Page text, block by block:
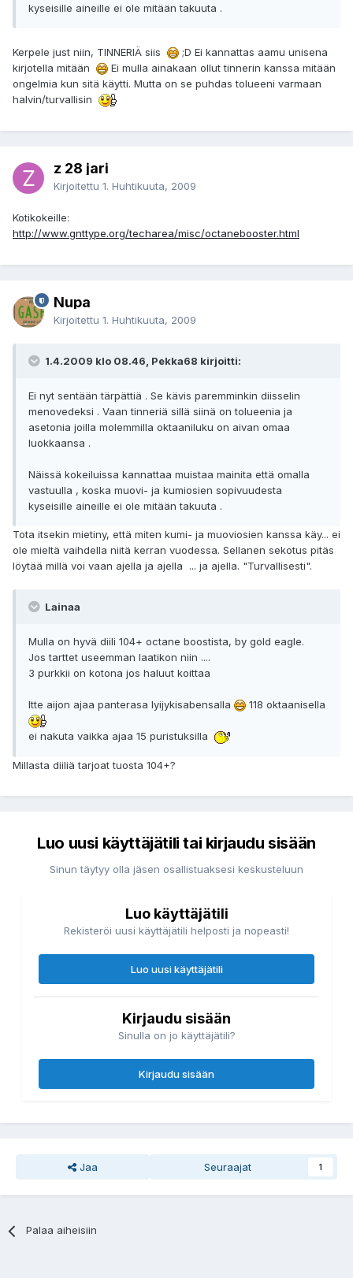
kyseisille aineille ei ole mitään takuuta .
Kerpele just niin, TINNERIÄ siis
;D Ei kannattas aamu unisena
kirjotella mitään
Ei mulla ainakaan ollut tinnerin kanssa mitään
ongelmia kun sitä käytti. Mutta on se puhdas tolueeni varmaan
halvin/turvallisin
z 28 jari
Kirjoitettu 1. Huhtikuuta, 2009
Kotikokeille:
http://www.gnttype.org/techarea/misc/octanebooster.html
Nupa
Kirjoitettu 1. Huhtikuuta, 2009
1.4.2009 klo 08.46, Pekka68 kirjoitti:
Ei nyt sentään tärpättiä . Se kävis paremminkin diisselin
menovedeksi . Vaan tinneriä sillä siinä on tolueenia ja
asetonia joilla molemmilla oktaaniluku on aivan omaa
luokkaansa .
Näissä kokeiluissa kannattaa muistaa mainita että omalla
vastuulla , koska muovi- ja kumiosien sopivuudesta
kyseisille aineille ei ole mitään takuuta .
Tota itsekin mietiny, että miten kumi- ja muoviosien kanssa käy... ei
ole mieltä vaihdella niitä kerran vuodessa. Sellanen sekotus pitäs
löytää millä voi vaan ajella ja ajella ... ja ajella. "Turvallisesti".
Lainaa
Mulla on hyvä diili 104+ octane boostista, by gold eagle.
Jos tarttet useemman laatikon niin ....
3 purkkii on kotona jos haluut koittaa
Itte aijon ajaa panterasa lyijykisabensalla 118 oktaanisella
ei nakuta vaikka ajaa 15 puristuksilla
Millasta diiliä tarjoat tuosta 104+?
Luo uusi käyttäjätili tai kirjaudu sisään
Sinun täytyy olla jäsen osallistuaksesi keskusteluun
Luo käyttäjätili
Rekisteröi uusi käyttäjätili helposti ja nopeasti!
Luo uusi käyttäjätili
Kirjaudu sisään
Sinulla on jo käyttäjätili?
Kirjaudu sisään
Jaa Seuraajat 1
Palaa aiheisiin